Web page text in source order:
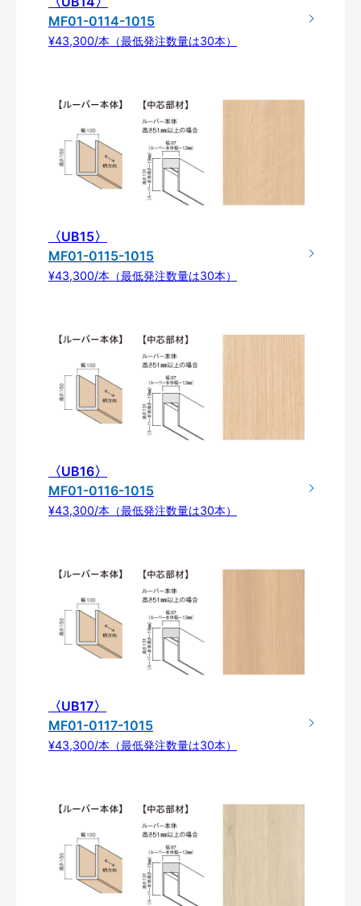
MF01-0114-1015
¥43,300/本（最低発注数量は30本）
〈UB15〉
MF01-0115-1015
¥43,300/本（最低発注数量は30本）
〈UB16〉
MF01-0116-1015
¥43,300/本（最低発注数量は30本）
〈UB17〉
MF01-0117-1015
¥43,300/本（最低発注数量は30本）